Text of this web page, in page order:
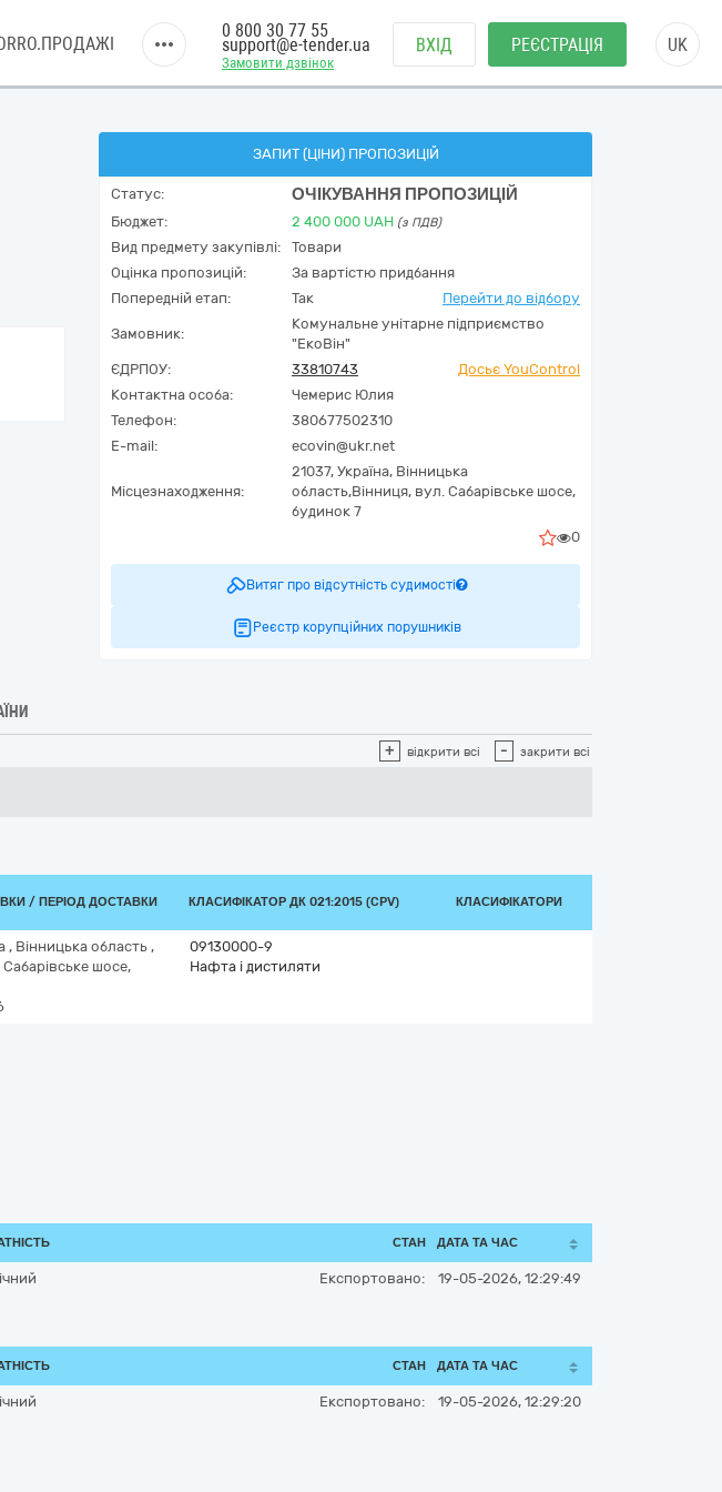
Замовити дзвінок
0 800 30 77 55
support@e-tender.ua ВХІД РЕЄСТРАЦІЯ UK
ЗАПИТ (ЦІНИ) ПРОПОЗИЦІЙ
Статус: ОЧІКУВАННЯ ПРОПОЗИЦІЙ
Бюджет: 2 400 000 UAH (з ПДВ)
Вид предмету закупівлі:
Товари
Оцінка пропозицій:
За вартістю придбання
Попередній етап:
Так Перейти до відбору
Замовник:
Комунальне унітарне підприємство
"ЕкоВін"
ЄДРПОУ:
33810743
Досьє YouControl
Контактна особа:
Чемерис Юлия
Телефон:
380677502310
E-mail:
ecovin@ukr.net
Місцезнаходження:
21037, Україна, Вінницька
область,Вінниця, вул. Сабарівське шосе,
будинок 7
0
Витяг про відсутність судимості
Реєстр корупційних порушників
+ відкрити всі - закрити всі
/ ПЕРІОД ДОСТАВКИ КЛАСИФІКАТОР ДК 021:2015 (CPV) КЛАСИФІКАТОРИ
, Вінницька область ,
Сабарівське шосе,
09130000-9
Нафта і дистиляти
СТАН ДАТА ТА ЧАС
Експортовано: 19-05-2026, 12:29:49
СТАН ДАТА ТА ЧАС
Експортовано: 19-05-2026, 12:29:20